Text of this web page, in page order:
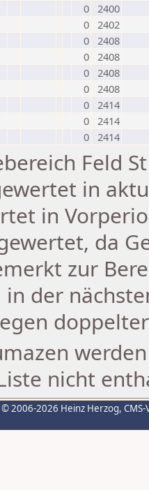
0 2400
0 2402
0 2408
0 2408
0 2408
0 2408
0 2414
0 2414
0 2414
Feld
in
in
da
zur
in der
nicht
© 2006-2026 Heinz Herzog,